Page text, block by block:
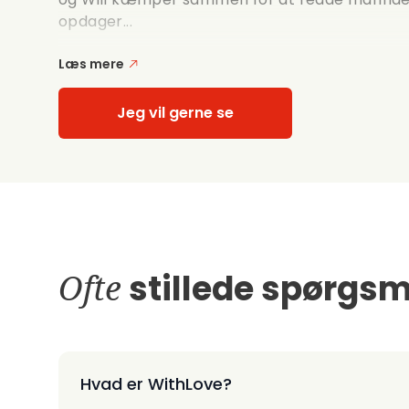
opdager...
Læs mere
Jeg vil gerne se
Ofte stillede
Hvad er WithLove?